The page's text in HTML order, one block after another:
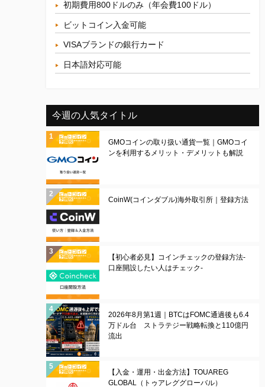
初期費用800ドルのみ（年会費100ドル）
ビットコイン入金可能
VISAブランドの銀行カード
日本語対応可能
今週の人気タイトル
GMOコインの取り扱い通貨一覧｜GMOコイ
ンを利用するメリット・デメリットも解説
CoinW(コインダブル)海外取引所｜登録方法
【初心者必見】コインチェックの登録方法-
口座開設したい人はチェック-
2026年8月第1週｜BTCはFOMC通過後も6.4
万ドル台 ストラテジー戦略転換と110億円
流出
【入金・運用・出金方法】TOUAREG
GLOBAL（トゥアレググローバル）